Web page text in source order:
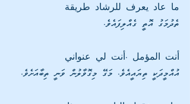
ما عاد يعرف للرشاد طريقة
ތެދުމަގު އޮތީ ގެއްލިފައެވެ.
أنت المؤمل .أنت لي عنواني
އުއްމީދަކީ ތިޔައީއެވެ. މަގޭ މިގޮވާލުން ވަނީ ތިބާއަށެވެ.